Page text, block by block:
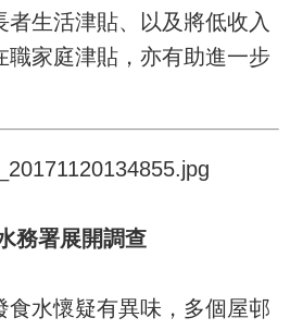
生活津貼、以及將低收入
職家庭津貼，亦有助進一步
務署展開調查
食水懷疑有異味，多個屋邨